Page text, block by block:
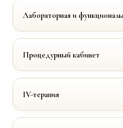
Лабораторная и
Процедурный кабинет
IV-терапия